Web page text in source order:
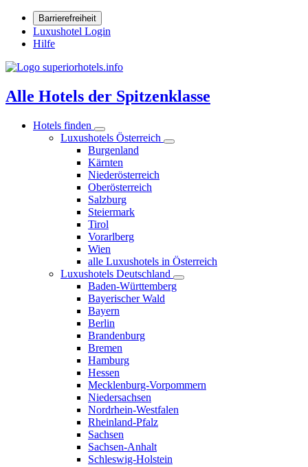
Barrierefreiheit
Luxushotel Login
Hilfe
Alle Hotels der Spitzenklasse
Hotels finden
Luxushotels Österreich
Burgenland
Kärnten
Niederösterreich
Oberösterreich
Salzburg
Steiermark
Tirol
Vorarlberg
Wien
alle Luxushotels in Österreich
Luxushotels Deutschland
Baden-Württemberg
Bayerischer Wald
Bayern
Berlin
Brandenburg
Bremen
Hamburg
Hessen
Mecklenburg-Vorpommern
Niedersachsen
Nordrhein-Westfalen
Rheinland-Pfalz
Sachsen
Sachsen-Anhalt
Schleswig-Holstein